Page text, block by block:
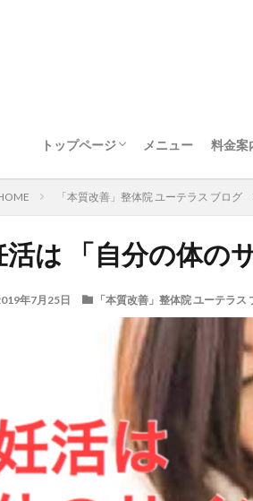
トップページ
整体院ご利用にあたってのお願い
メニュー 料金案
「本質改善」整体院 ユーテラス ブログ
活は 「自分の体の
年7月25日 「本質改善」整体院 ユーテラス